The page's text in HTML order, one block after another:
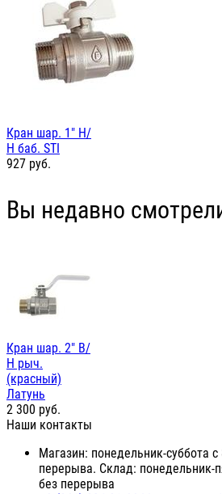
Кран шар. 1" Н/
Н баб. STI
927 руб.
Вы недавно
Кран шар. 2" В/
Н рыч.
(красный)
Латунь
2 300 руб.
Наши контакты
Магазин: понедельник-суббота
перерыва. Склад: понедельник-
без перерыва